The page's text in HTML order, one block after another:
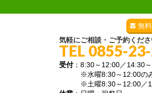
無
気軽にご相談・ご予約くだ
TEL 0855-
受付：8:30～12:00／14:30
※水曜8:30～12:00の
※土曜8:30～12:00／